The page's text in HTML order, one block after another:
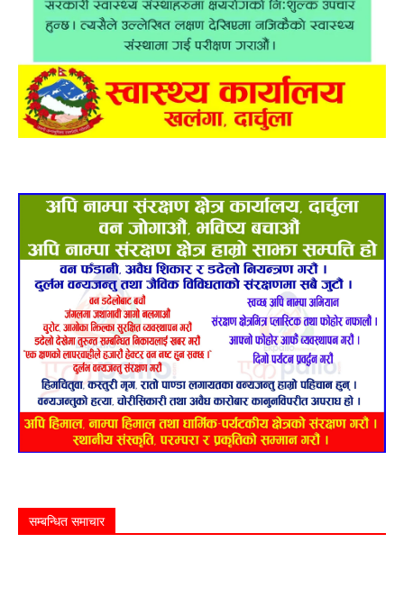
सम्बन्धित समाचार